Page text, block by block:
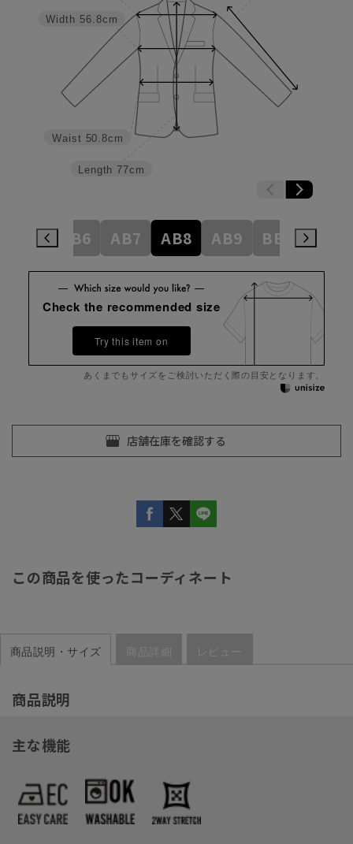
Length 77cm
Waist 50.8cm
Width 56.8cm
AB6 AB7 AB8 AB9 BE3
Check the recommended size
Try this item on
あくまでもサイズをご検討いただく際の目安となります。
この商品を使ったコーディネート
商品説明・サイズ 商品詳細 レビュー
商品説明
主な機能